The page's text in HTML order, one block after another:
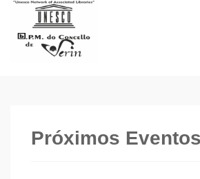
Próximos Eventos